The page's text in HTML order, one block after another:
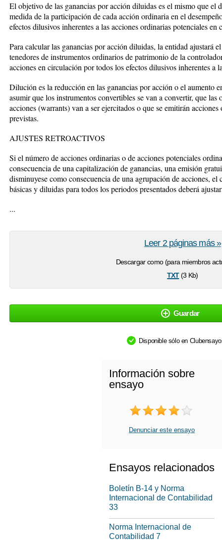
El objetivo de las ganancias por acción diluidas es el mismo que el
medida de la participación de cada acción ordinaria en el
efectos dilusivos inherentes a las acciones ordinarias potenciales
Para calcular las ganancias por acción diluidas, la entidad ajustará
tenedores de instrumentos ordinarios de patrimonio de la
acciones en circulación por todos los efectos dilusivos inherentes a
Dilución es la reducción en las ganancias por acción o el aumento
asumir que los instrumentos convertibles se van a convertir, que
acciones (warrants) van a ser ejercitados o que se emitirán
previstas.
AJUSTES RETROACTIVOS
Si el número de acciones ordinarias o de acciones potenciales
consecuencia de una capitalización de ganancias, una emisión
disminuyese como consecuencia de una agrupación de acciones,
básicas y diluidas para todos los periodos presentados deberá
...
Descargar como (para miembros
txt(3 Kb)
Leer 2 páginas más »
Guardar
Disponible sólo en
Información sobre
ensayo
Denunciar este ensayo
Ensayos relacionados
Boletín B-14 y Norma
Internacional de Contabilidad
33
Norma Internacional de
Contabilidad 7